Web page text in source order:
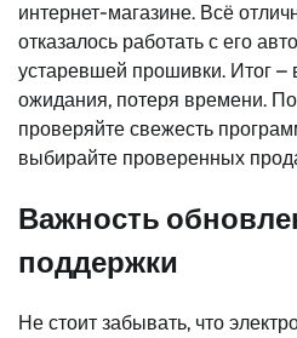
интернет-магазине. Всё
отказалось работать с его
устаревшей прошивки. Итог –
ожидания, потеря времени.
проверяйте свежесть
выбирайте проверенных
Важность
поддержки
Не стоит забывать, что